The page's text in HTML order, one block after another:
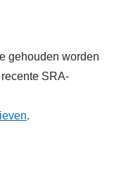
gehouden worden
SRA-
.